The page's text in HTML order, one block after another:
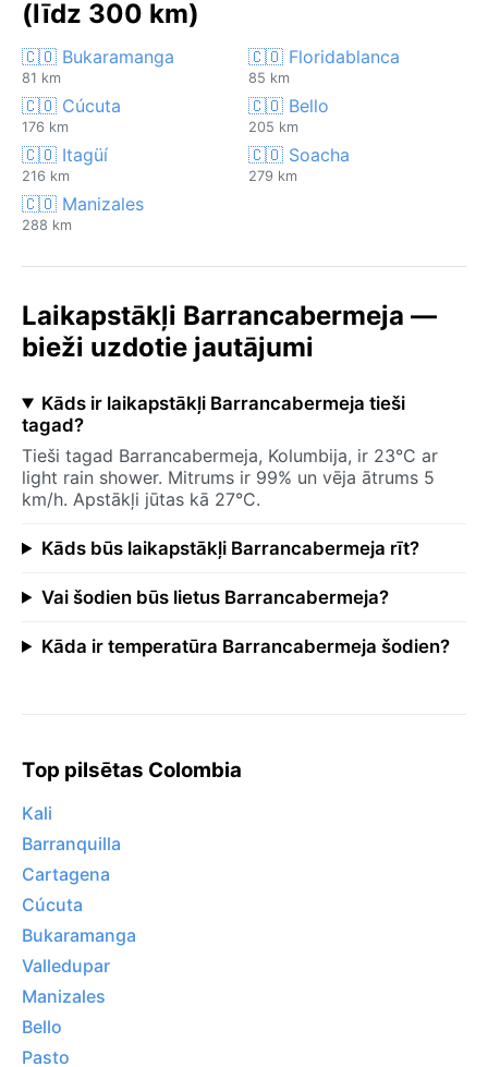
(līdz 300 km)
🇨🇴 Bukaramanga
81 km
🇨🇴 Floridablanca
85 km
🇨🇴 Cúcuta
176 km
🇨🇴 Bello
205 km
🇨🇴 Itagüí
216 km
🇨🇴 Soacha
279 km
🇨🇴 Manizales
288 km
Laikapstākļi Barrancabermeja —
bieži uzdotie jautājumi
Kāds ir laikapstākļi Barrancabermeja tieši
tagad?
Tieši tagad Barrancabermeja, Kolumbija, ir 23°C ar
light rain shower. Mitrums ir 99% un vēja ātrums 5
km/h. Apstākļi jūtas kā 27°C.
Kāds būs laikapstākļi Barrancabermeja rīt?
Vai šodien būs lietus Barrancabermeja?
Kāda ir temperatūra Barrancabermeja šodien?
Top pilsētas Colombia
Kali
Barranquilla
Cartagena
Cúcuta
Bukaramanga
Valledupar
Manizales
Bello
Pasto